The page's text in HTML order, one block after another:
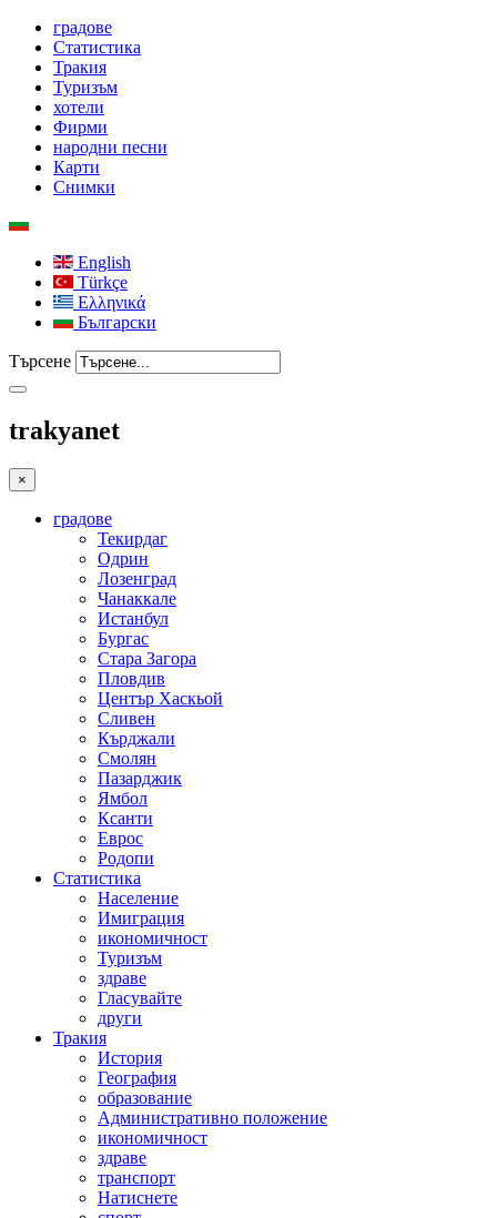
градове
Статистика
Тракия
Туризъм
хотели
Фирми
народни песни
Карти
Снимки
English
Türkçe
Ελληνικά
Български
Търсене
trakyanet
×
градове
Текирдаг
Одрин
Лозенград
Чанаккале
Истанбул
Бургас
Стара Загора
Пловдив
Център Хаскьой
Сливен
Кърджали
Смолян
Пазарджик
Ямбол
Ксанти
Еврос
Родопи
Статистика
Население
Имиграция
икономичност
Туризъм
здраве
Гласувайте
други
Тракия
История
География
образование
Административно положение
икономичност
здраве
транспорт
Натиснете